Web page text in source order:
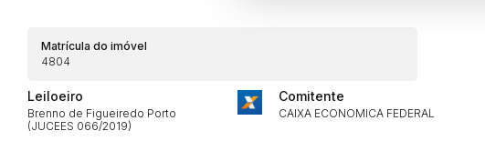
Matrícula do imóvel
4804
Leiloeiro
Brenno de Figueiredo Porto
(JUCEES 066/2019)
Comitente
CAIXA ECONOMICA FEDERAL